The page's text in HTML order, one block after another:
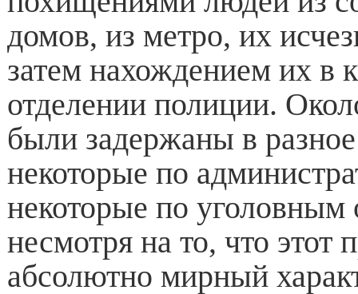
домов, из метро, их
затем нахождением их в
отделении полиции.
были задержаны в
некоторые по
некоторые по уголовным
несмотря на то, что этот
абсолютно мирный